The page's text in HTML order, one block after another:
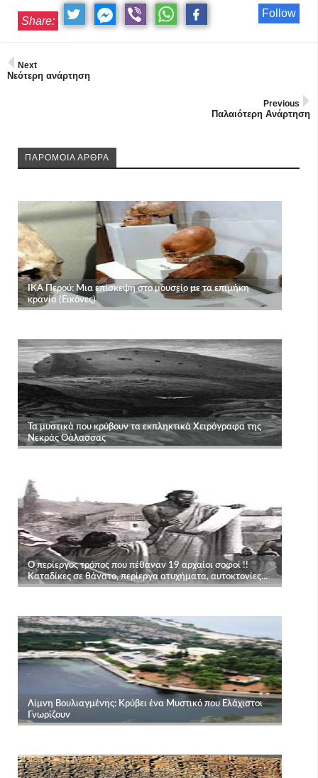
Follow
Share:
Next
Νεότερη ανάρτηση
Previous
Παλαιότερη Ανάρτηση
ΠΑΡΟΜΟΙΑ ΑΡΘΡΑ